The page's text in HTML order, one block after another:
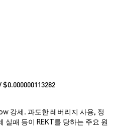
$0.000000113282
강세. 과도한 레버리지 사용, 정
실패 등이 REKT를 당하는 주요 원